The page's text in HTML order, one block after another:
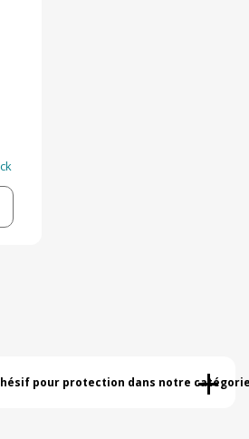
pour protection dans notre +